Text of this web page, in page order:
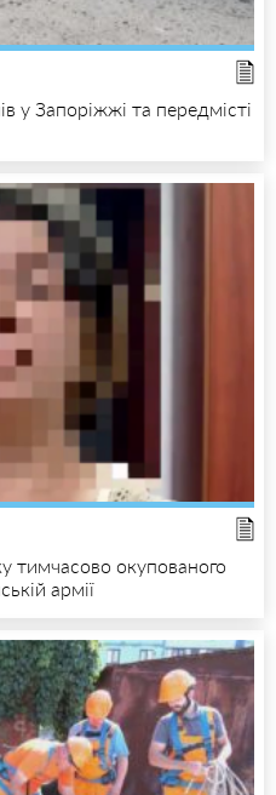
у Запоріжжі та передмісті
тимчасово окупованого
армії